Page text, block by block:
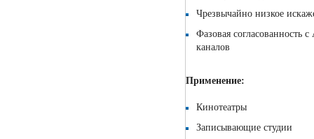
Чрезвычайно низкое
Фазовая согласованность
каналов
Применение:
Кинотеатры
Записывающие студии